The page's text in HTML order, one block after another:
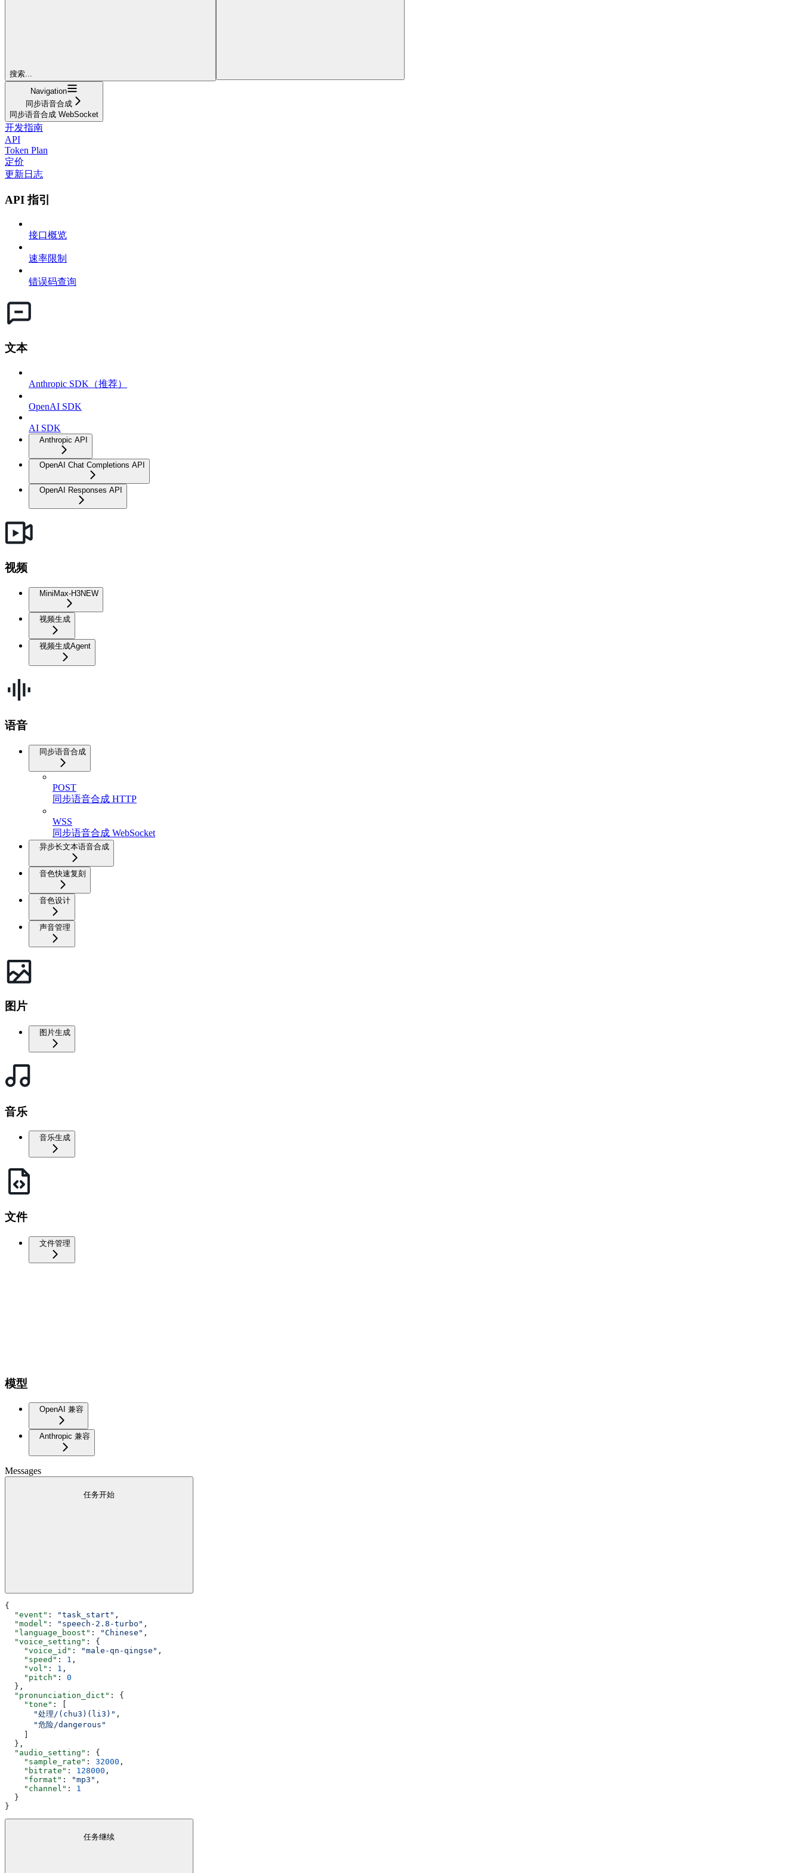
搜索...
Navigation
同步语音合成
同步语音合成 WebSocket
开发指南
API
Token Plan
定价
更新日志
API 指引
接口概览
速率限制
错误码查询
文本
Anthropic SDK（推荐）
OpenAI SDK
AI SDK
Anthropic API
OpenAI Chat Completions API
OpenAI Responses API
视频
MiniMax-H3NEW
视频生成
视频生成Agent
语音
同步语音合成
POST
同步语音合成 HTTP
WSS
同步语音合成 WebSocket
异步长文本语音合成
音色快速复刻
音色设计
声音管理
图片
图片生成
音乐
音乐生成
文件
文件管理
模型
OpenAI 兼容
Anthropic 兼容
Messages
任务开始
{
  "event"
: "task_start" ,
  "model"
: "speech-2.8-turbo" ,
  "language_boost"
: "Chinese" ,
  "voice_setting"
: {
    "voice_id"
: "male-qn-qingse" ,
    "speed"
: 1 ,
    "vol"
: 1 ,
    "pitch"
: 0
  },
  "pronunciation_dict"
: {
    "tone"
: [
      "处理/(chu3)(li3)"
,
      "危险/dangerous"
  },
  "audio_setting"
: {
    "sample_rate"
: 32000 ,
    "bitrate"
: 128000 ,
    "format"
: "mp3" ,
    "channel"
: 1
  }
}
任务继续